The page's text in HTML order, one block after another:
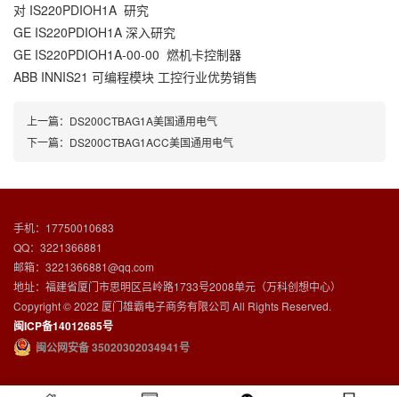
对 IS220PDIOH1A 研究
GE IS220PDIOH1A 深入研究
GE IS220PDIOH1A-00-00 燃机卡控制器
ABB INNIS21 可编程模块 工控行业优势销售
上一篇： DS200CTBAG1A美国通用电气
下一篇： DS200CTBAG1ACC美国通用电气
手机：17750010683
QQ：3221366881
邮箱：3221366881@qq.com
地址：福建省厦门市思明区吕岭路1733号2008单元（万科创想中心）
Copyright © 2022 厦门雄霸电子商务有限公司 All Rights Reserved.
闽ICP备14012685号
闽公网安备 35020302034941号